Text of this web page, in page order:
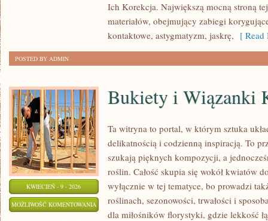
OPTYCE
Ich Korekcja. Największą mocną stroną
materiałów, obejmujący zabiegi
kontaktowe, astygmatyzm, jaskrę, [ Read
POSTED BY ADMIN
KWIECIEŃ - 9 - 2026
MOŻLIWOŚĆ KOMENTOWANIA BUKIETY
Bukiety i Wiązanki
Ta witryna to portal, w którym sztuka
delikatnością i codzienną inspiracją. To
szukają pięknych kompozycji, a
roślin. Całość skupia się wokół kwiatów
wyłącznie w tej tematyce, bo prowadzi
roślinach, sezonowości, trwałości i
dla miłośników florystyki, gdzie lekkość